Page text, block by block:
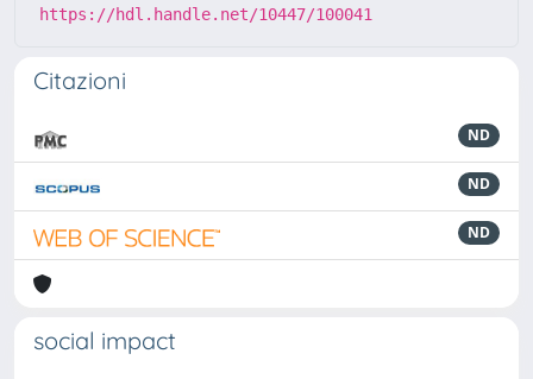
https://hdl.handle.net/10447/100041
Citazioni
ND
ND
ND
social impact